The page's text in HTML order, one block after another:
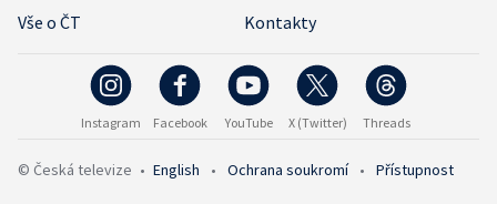
Vše o ČT
Kontakty
Instagram Facebook YouTube X (Twitter) Threads
© Česká televize • English • Ochrana soukromí • Přístupnost